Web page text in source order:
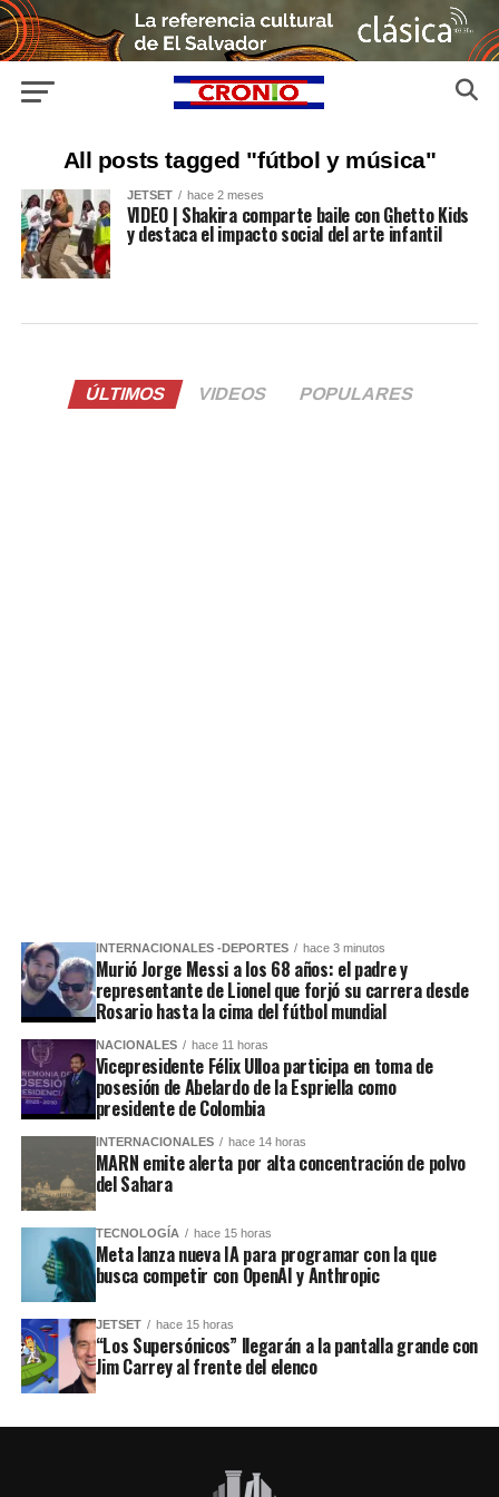
All posts tagged "fútbol y música"
JETSET hace 2 meses
VIDEO | Shakira comparte baile con Ghetto Kids
y destaca el impacto social del arte infantil
ÚLTIMOS VIDEOS POPULARES
INTERNACIONALES -DEPORTES hace 3 minutos
Murió Jorge Messi a los 68 años: el padre y
representante de Lionel que forjó su carrera desde
Rosario hasta la cima del fútbol mundial
NACIONALES hace 11 horas
Vicepresidente Félix Ulloa participa en toma de
posesión de Abelardo de la Espriella como
presidente de Colombia
INTERNACIONALES hace 14 horas
MARN emite alerta por alta concentración de polvo
del Sahara
TECNOLOGÍA hace 15 horas
Meta lanza nueva IA para programar con la que
busca competir con OpenAI y Anthropic
JETSET hace 15 horas
“Los Supersónicos” llegarán a la pantalla grande con
Jim Carrey al frente del elenco